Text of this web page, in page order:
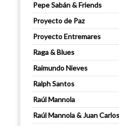
Pepe Sabán & Friends
Proyecto de Paz
Proyecto Entremares
Raga & Blues
Raimundo Nieves
Ralph Santos
Raúl Mannola
Raúl Mannola & Juan